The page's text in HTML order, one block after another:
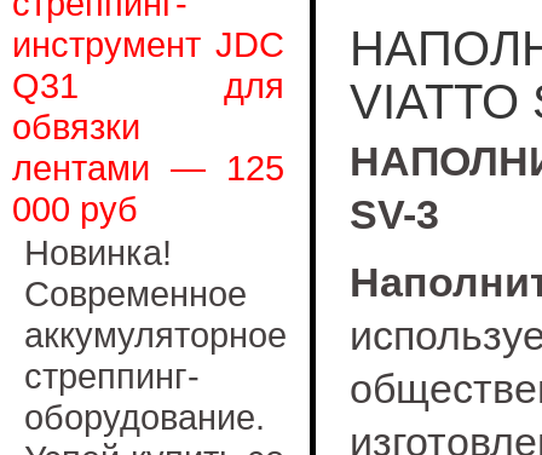
инструмент JDC
Q31 для
обвязки
лентами — 125
000 руб
Новинка!
Современное
аккумуляторное
стреппинг-
оборудование.
VIATTO
SV-3